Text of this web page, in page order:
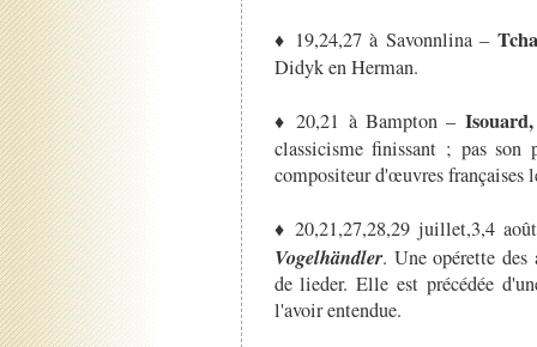
♦ 19,24,27 à Savonnlina –
Didyk en Herman.
♦ 20,21 à Bampton –
classicisme finissant ; pas son
compositeur d'œuvres françaises
♦ 20,21,27,28,29 juillet,3,4
Vogelhändler. Une opérette des
de lieder. Elle est précédée
l'avoir entendue.